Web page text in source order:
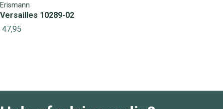
Erismann
Versailles 10289-02
47,95